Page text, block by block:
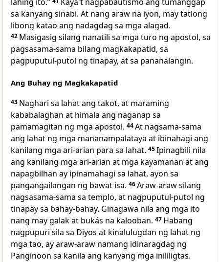
sa kanyang sinabi. At nang araw na iyon, may tatlong
libong katao ang nadagdag sa mga alagad.
42 Masigasig silang nanatili sa mga turo ng apostol, sa
pagsasama-sama bilang magkakapatid, sa
pagpuputul-putol ng tinapay, at sa pananalangin.
Ang Buhay ng Magkakapatid
43 Naghari sa lahat ang takot, at maraming
kababalaghan at himala ang naganap sa
pamamagitan ng mga apostol. 44At nagsama-sama
ang lahat ng mga mananampalataya at ibinahagi ang
kanilang mga ari-arian para sa lahat. 45Ipinagbili nila
ang kanilang mga ari-arian at mga kayamanan at ang
napagbilhan ay ipinamahagi sa lahat, ayon sa
pangangailangan ng bawat isa. 46Araw-araw silang
nagsasama-sama sa templo, at nagpuputul-putol ng
tinapay sa bahay-bahay. Ginagawa nila ang mga ito
nang may galak at bukás na kalooban. 47 Habang
nagpupuri sila sa Diyos at kinalulugdan ng lahat ng
mga tao, ay araw-araw namang idinaragdag ng
Panginoon sa kanila ang kanyang mga inililigtas.